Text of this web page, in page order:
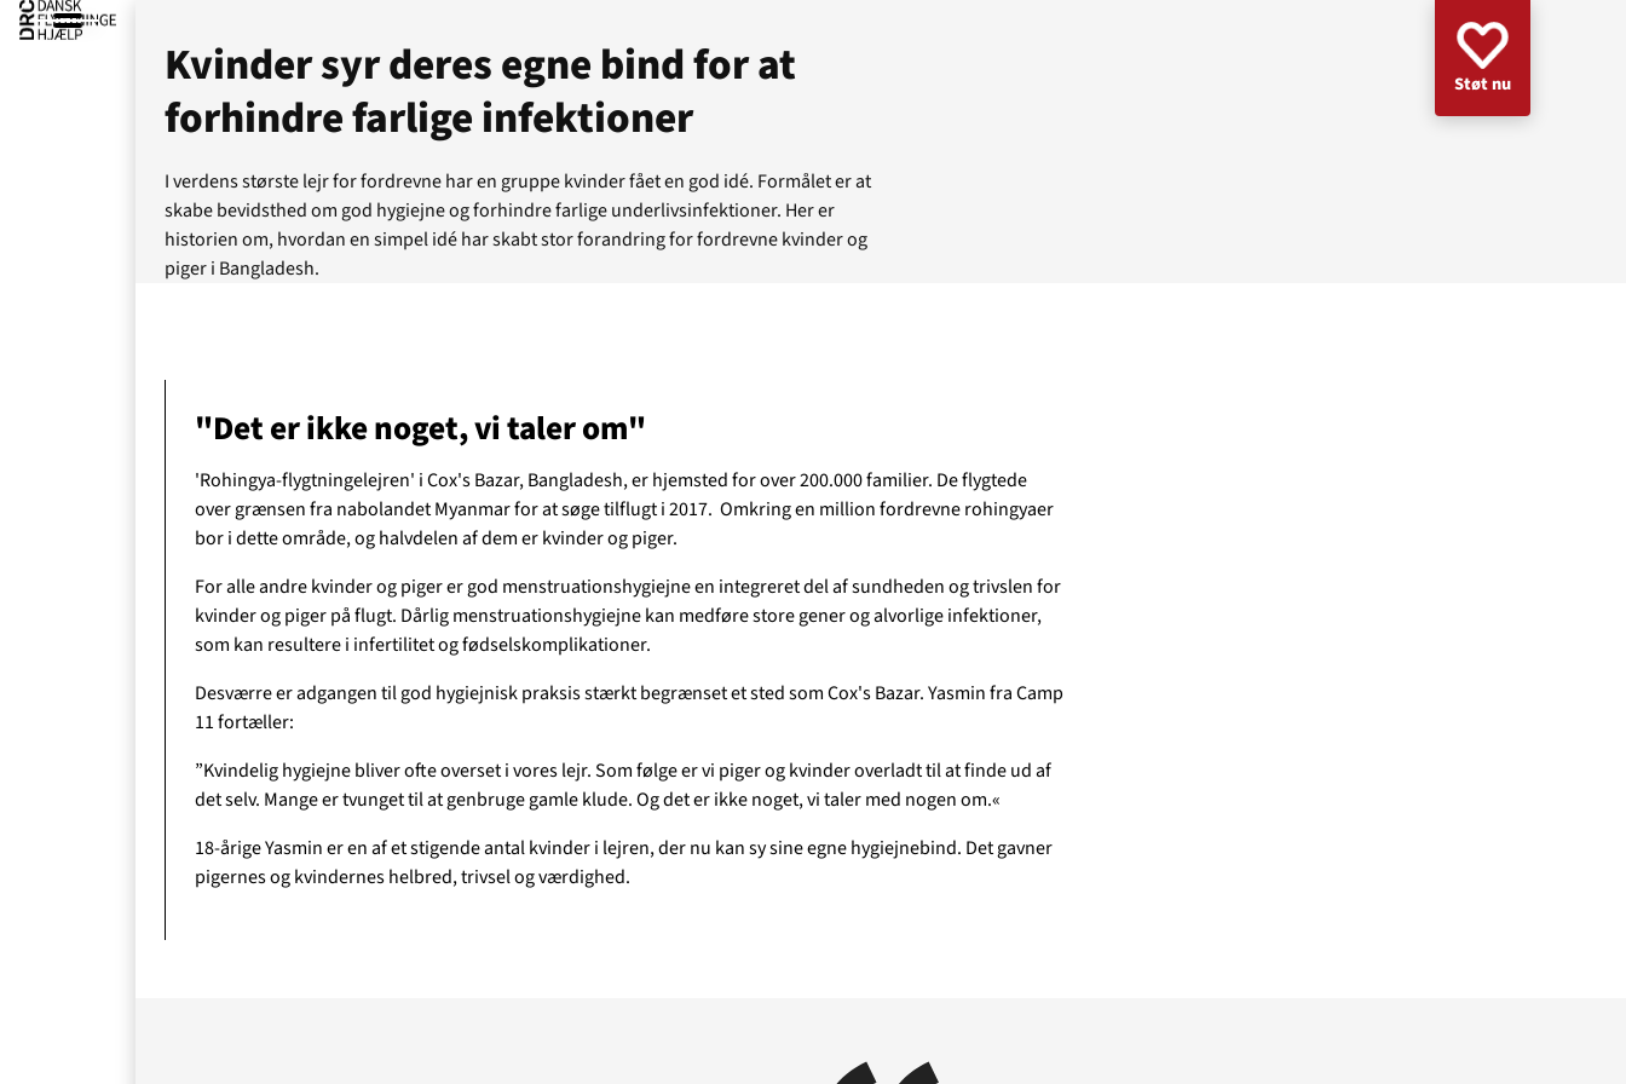
Aktuelt
Støt
Om os
Temaer i fokus
MINERYDNING
KLIMA BØRN
Kvinder syr deres egne bind for at
forhindre farlige infektioner
I verdens største lejr for fordrevne har en gruppe kvinder fået en god idé. Formålet er at
skabe bevidsthed om god hygiejne og forhindre farlige underlivsinfektioner. Her er
historien om, hvordan en simpel idé har skabt stor forandring for fordrevne kvinder og
piger i Bangladesh.
"Det er ikke noget, vi taler om"
'Rohingya-flygtningelejren' i Cox's Bazar, Bangladesh, er hjemsted for over 200.000 familier. De flygtede
over grænsen fra nabolandet Myanmar for at søge tilflugt i 2017. Omkring en million fordrevne rohingyaer
bor i dette område, og halvdelen af dem er kvinder og piger.
For alle andre kvinder og piger er god menstruationshygiejne en integreret del af sundheden og trivslen for
kvinder og piger på flugt. Dårlig menstruationshygiejne kan medføre store gener og alvorlige infektioner,
som kan resultere i infertilitet og fødselskomplikationer.
Desværre er adgangen til god hygiejnisk praksis stærkt begrænset et sted som Cox's Bazar. Yasmin fra Camp
11 fortæller:
”Kvindelig hygiejne bliver ofte overset i vores lejr. Som følge er vi piger og kvinder overladt til at finde ud af
det selv. Mange er tvunget til at genbruge gamle klude. Og det er ikke noget, vi taler med nogen om.«
18-årige Yasmin er en af et stigende antal kvinder i lejren, der nu kan sy sine egne hygiejnebind. Det gavner
pigernes og kvindernes helbred, trivsel og værdighed.
Støt nu